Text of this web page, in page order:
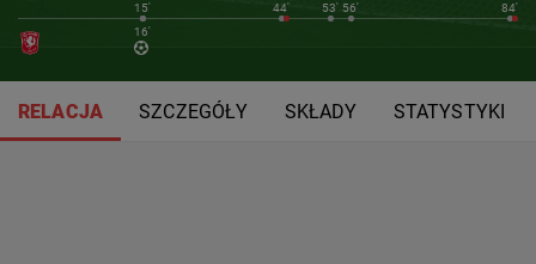
15'
44'
16'
53' 56' 84'
RELACJA SZCZEGÓŁY SKŁADY STATYSTYKI